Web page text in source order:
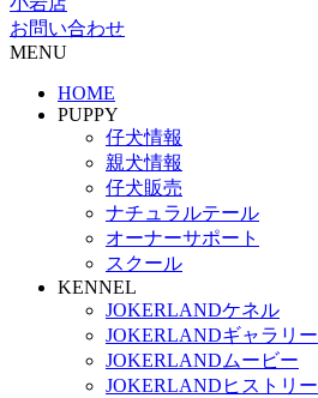
お問い合わせ
MENU
HOME
PUPPY
仔犬情報
親犬情報
仔犬販売
ナチュラルテール
オーナーサポート
スクール
KENNEL
JOKERLANDケネル
JOKERLANDギャラリー
JOKERLANDムービー
JOKERLANDヒストリー